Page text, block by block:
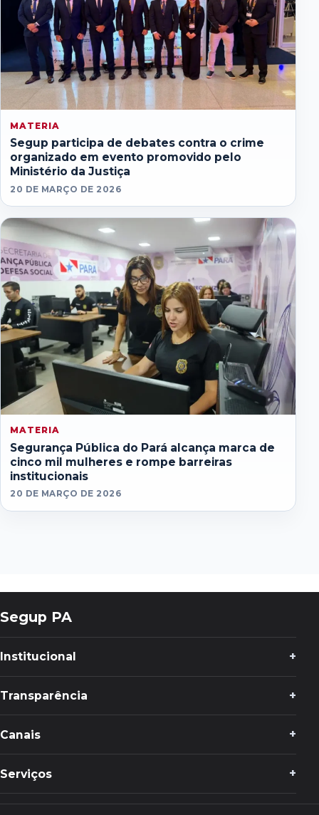
MATERIA
Segup participa de debates contra o crime
organizado em evento promovido pelo
Ministério da Justiça
20 DE MARÇO DE 2026
MATERIA
Segurança Pública do Pará alcança marca de
cinco mil mulheres e rompe barreiras
institucionais
20 DE MARÇO DE 2026
Segup PA
Institucional
Transparência
Canais
Serviços